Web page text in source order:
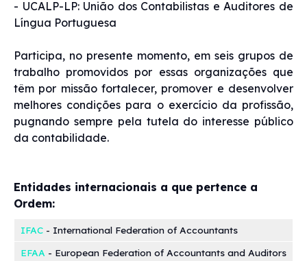
- UCALP-LP: União dos Contabilistas e Auditores de
Língua Portuguesa
Participa, no presente momento, em seis grupos de
trabalho promovidos por essas organizações que
têm por missão fortalecer, promover e desenvolver
melhores condições para o exercício da profissão,
pugnando sempre pela tutela do interesse público
da contabilidade.
Entidades internacionais a que pertence a
Ordem:
IFAC - International Federation of Accountants
EFAA - European Federation of Accountants and Auditors